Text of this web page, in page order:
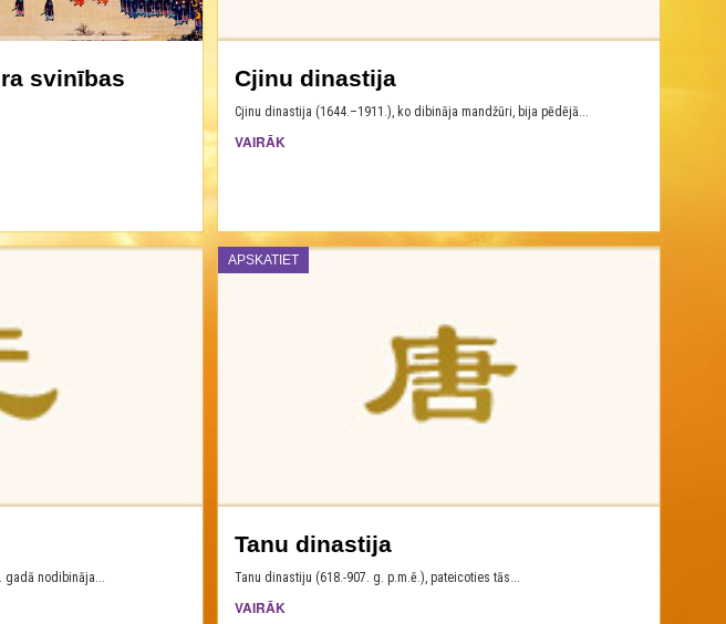
svinības Cjinu dinastija
Cjinu dinastija (1644.–1911.), ko dibināja mandžūri, bija pēdējā...
VAIRĀK
gadā nodibināja...
APSKATIET
Tanu dinastija
Tanu dinastiju (618.-907. g. p.m.ē.), pateicoties tās...
VAIRĀK